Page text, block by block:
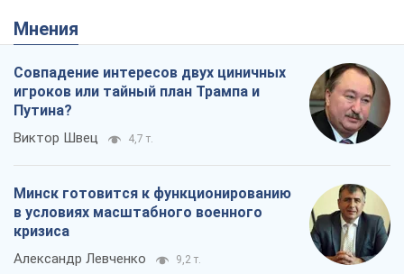
Мнения
Совпадение интересов двух циничных
игроков или тайный план Трампа и
Путина?
Виктор Швец 4,7 т.
Минск готовится к функционированию
в условиях масштабного военного
кризиса
Александр Левченко 9,2 т.